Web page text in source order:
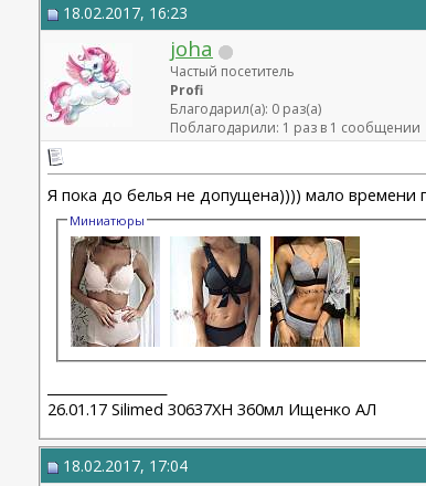
18.02.2017, 16:23
joha
Частый посетитель
Profi
Благодарил(а): 0 раз(а)
Поблагодарили: 1 раз в 1 сообщении
Я пока до белья не допущена)))) мало времени
Миниатюры
26.01.17 Silimed 30637XH 360мл Ищенко АЛ
18.02.2017, 17:04